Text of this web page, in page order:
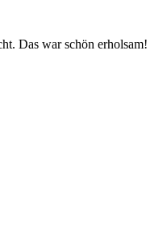
Das war schön erholsam!